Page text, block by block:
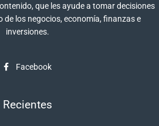
que les ayude a tomar decisiones
de los negocios, economía, finanzas e
inversiones.
Facebook
Recientes